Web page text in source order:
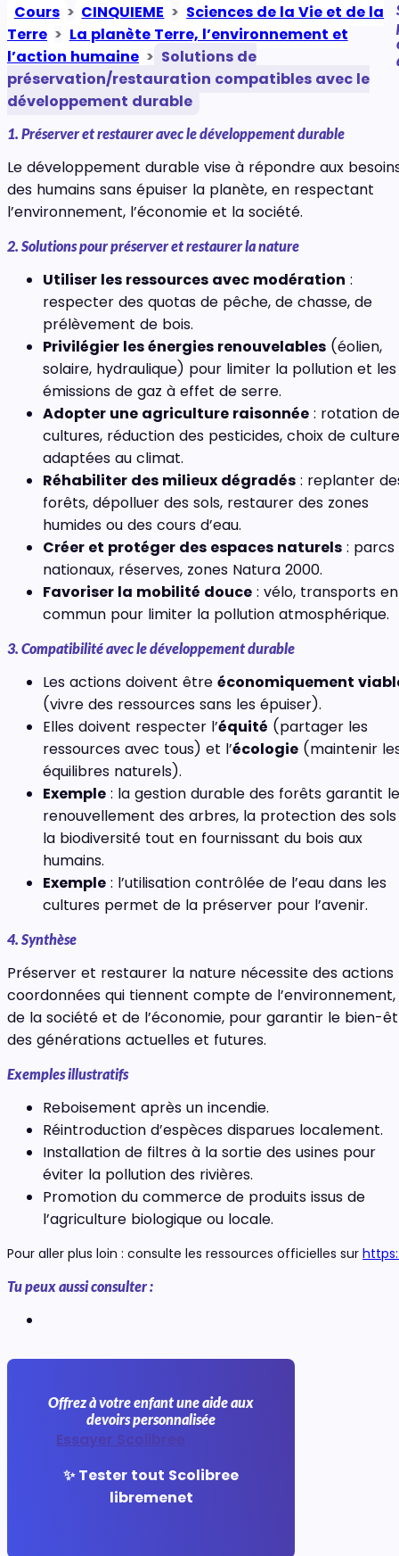
Cours > CINQUIEME > Sciences de la Vie et de la
Terre > La planète Terre, l’environnement et
l’action humaine > Solutions de
préservation/restauration compatibles avec le
développement durable
1. Préserver et restaurer avec le développement durable
Le développement durable vise à répondre aux
des humains sans épuiser la planète, en respectant
l’environnement, l’économie et la société.
2. Solutions pour préserver et restaurer la nature
Utiliser les ressources avec modération :
respecter des quotas de pêche, de chasse, de
prélèvement de bois.
Privilégier les énergies renouvelables (éolien,
solaire, hydraulique) pour limiter la pollution et les
émissions de gaz à effet de serre.
Adopter une agriculture raisonnée : rotation
cultures, réduction des pesticides, choix de
adaptées au climat.
Réhabiliter des milieux dégradés : replanter
forêts, dépolluer des sols, restaurer des zones
humides ou des cours d’eau.
Créer et protéger des espaces naturels : parcs
nationaux, réserves, zones Natura 2000.
Favoriser la mobilité douce : vélo, transports en
commun pour limiter la pollution atmosphérique.
3. Compatibilité avec le développement durable
Les actions doivent être économiquement
(vivre des ressources sans les épuiser).
Elles doivent respecter l’équité (partager les
ressources avec tous) et l’écologie (maintenir
équilibres naturels).
Exemple : la gestion durable des forêts garantit le
renouvellement des arbres, la protection des
la biodiversité tout en fournissant du bois aux
humains.
Exemple : l’utilisation contrôlée de l’eau dans les
cultures permet de la préserver pour l’avenir.
4. Synthèse
Préserver et restaurer la nature nécessite des actions
coordonnées qui tiennent compte de l’environnement,
de la société et de l’économie, pour garantir le bien-
des générations actuelles et futures.
Exemples illustratifs
Reboisement après un incendie.
Réintroduction d’espèces disparues localement.
Installation de filtres à la sortie des usines pour
éviter la pollution des rivières.
Promotion du commerce de produits issus de
l’agriculture biologique ou locale.
Pour aller plus loin : consulte les ressources officielles sur
Tu peux aussi consulter :
Offrez à votre enfant une aide aux
devoirs personnalisée
Essayer Scolibree
✨ Tester tout Scolibree
libremenet